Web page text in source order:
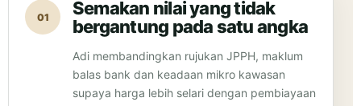
01
Semakan nilai yang tidak
bergantung pada satu angka
Adi membandingkan rujukan JPPH, maklum
balas bank dan keadaan mikro kawasan
supaya harga lebih selari dengan pembiayaan